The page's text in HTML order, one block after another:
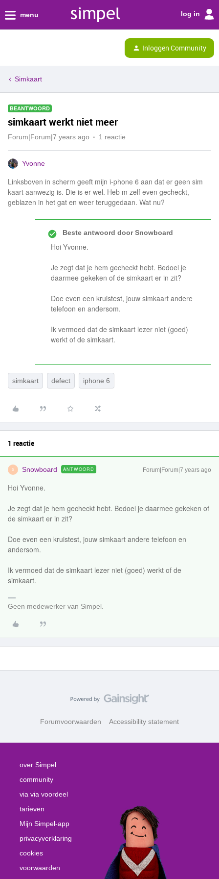
menu log in
Inloggen Community
Simkaart
BEANTWOORD
simkaart werkt niet meer
Forum|Forum|7 years ago 1 reactie
Yvonne
Linksboven in scherm geeft mijn i-phone 6 aan dat er geen sim
kaart aanwezig is. Die is er wel. Heb m zelf even gecheckt,
geblazen in het gat en weer teruggedaan. Wat nu?
Beste antwoord doorSnowboard
Hoi Yvonne.
Je zegt dat je hem gecheckt hebt. Bedoel je
daarmee gekeken of de simkaart er in zit?
Doe even een kruistest, jouw simkaart andere
telefoon en andersom.
Ik vermoed dat de simkaart lezer niet (goed)
werkt of de simkaart.
simkaart defect iphone 6
1 reactie
S Snowboard ANTWOORD Forum|Forum|7 years ago
Hoi Yvonne.
Je zegt dat je hem gecheckt hebt. Bedoel je daarmee gekeken of
de simkaart er in zit?
Doe even een kruistest, jouw simkaart andere telefoon en
andersom.
Ik vermoed dat de simkaart lezer niet (goed) werkt of de
simkaart.
Geen medewerker van Simpel.
Forumvoorwaarden Accessibility statement
over Simpel
community
via via voordeel
tarieven
Mijn Simpel-app
privacyverklaring
cookies
voorwaarden